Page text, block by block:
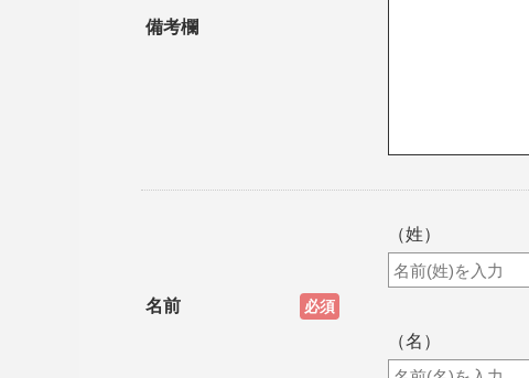
備考欄
名前 必須
（姓）
（名）